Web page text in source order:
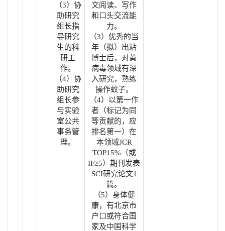
（3）协
助研究
组长指
导研究
生的科
研工
作。
（4）协
助研究
组长参
与实验
室公共
事务管
理。
文阅读、写作
和口头交流能
力。
（3）优秀的当
年（拟）出站
博士后，对黄
病毒领域有深
入研究，熟练
操作蚊子。
（4）以第一作
者（标记为同
等贡献的，应
排名第一）在
本领域JCR
TOP15%（或
IF≥5）期刊发表
SCI研究论文1
篇。
（5）身体健
康，有北京市
户口或符合国
家及中国科学